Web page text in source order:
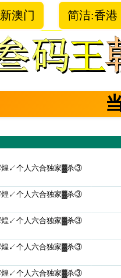
新澳门 简洁:香港
↙个人六合独家▓杀③
↙个人六合独家▓杀③
↙个人六合独家▓杀③
↙个人六合独家▓杀③
↙个人六合独家▓杀③